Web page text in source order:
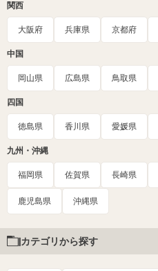
関西
大阪府 兵庫県 京都府
中国
岡山県 広島県 鳥取県
四国
徳島県 香川県 愛媛県
九州・沖縄
福岡県 佐賀県 長崎県
鹿児島県 沖縄県
カテゴリから探す